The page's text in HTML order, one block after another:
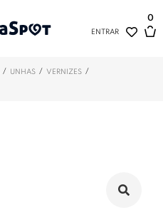
ENTRAR
0
/ UNHAS / VERNIZES /